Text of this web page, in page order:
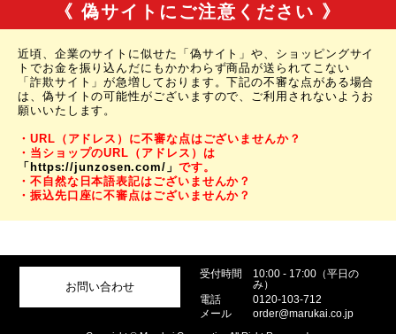
《 偽サイトにご注意ください 》
近頃、企業のサイトに似せた「偽サイト」や、ショッピングサイ
トでお金を振り込んだにもかかわらず商品が送られてこない
「詐欺サイト」が急増しております。下記の不審な点がある場合
は、偽サイトの可能性がございますので、ご利用されないようお
願いいたします。
・URL（アドレス）に不審な点はございませんか？
・当ショップのURL（アドレス）は
「https://junzosen.com/」 です。
・不自然な日本語表記はございませんか？
・振込先口座に不審点はございませんか？
お問い合わせ
受付時間
10:00 - 17:00（平日の
み）
電話
0120-103-712
メール
order@marukai.co.jp